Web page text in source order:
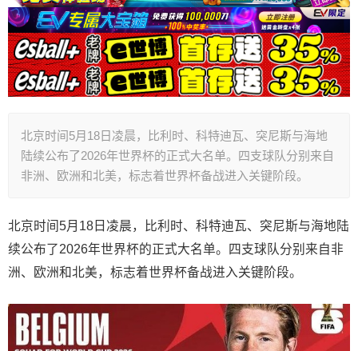
北京时间5月18日凌晨，比利时、科特迪瓦、突尼斯与海地
陆续公布了2026年世界杯的正式大名单。四支球队分别来自
非洲、欧洲和北美，标志着世界杯备战进入关键阶段。
北京时间5月18日凌晨，比利时、科特迪瓦、突尼斯与海地陆
续公布了2026年世界杯的正式大名单。四支球队分别来自非
洲、欧洲和北美，标志着世界杯备战进入关键阶段。